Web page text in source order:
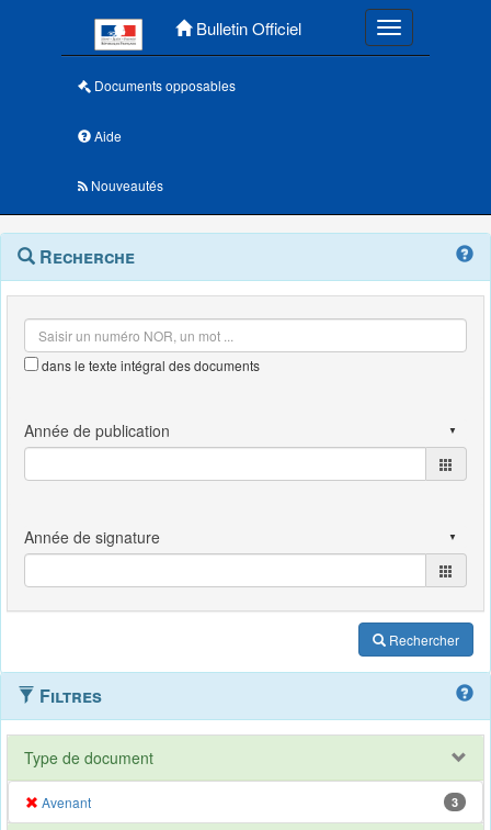
Bulletin Officiel Toggle
Documents opposables
Aide
Nouveautés
Navigation
outils
Menu
contextuel
Recherche
dans le texte intégral des documents
Rechercher
Filtres
Type de document
Avenant 3